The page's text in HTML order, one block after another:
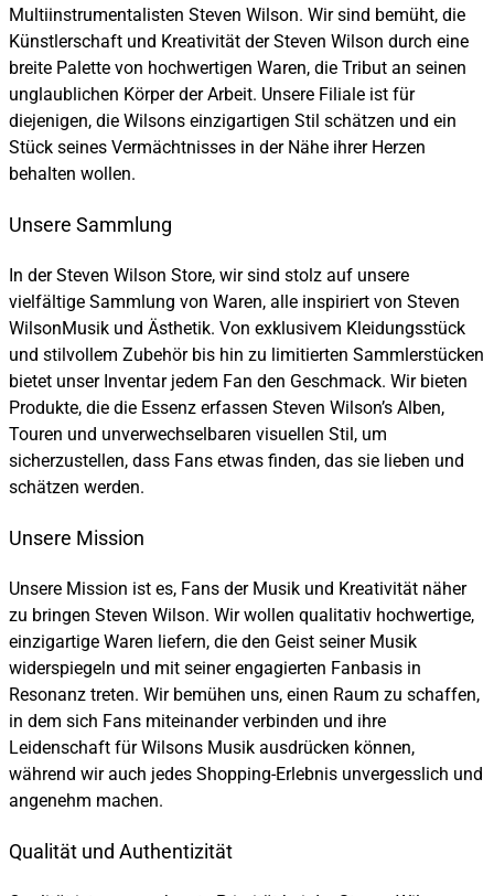
Multiinstrumentalisten Steven Wilson. Wir sind bemüht, die
Künstlerschaft und Kreativität der Steven Wilson durch eine
breite Palette von hochwertigen Waren, die Tribut an seinen
unglaublichen Körper der Arbeit. Unsere Filiale ist für
diejenigen, die Wilsons einzigartigen Stil schätzen und ein
Stück seines Vermächtnisses in der Nähe ihrer Herzen
behalten wollen.
Unsere Sammlung
In der Steven Wilson Store, wir sind stolz auf unsere
vielfältige Sammlung von Waren, alle inspiriert von Steven
WilsonMusik und Ästhetik. Von exklusivem Kleidungsstück
und stilvollem Zubehör bis hin zu limitierten Sammlerstücken
bietet unser Inventar jedem Fan den Geschmack. Wir bieten
Produkte, die die Essenz erfassen Steven Wilson’s Alben,
Touren und unverwechselbaren visuellen Stil, um
sicherzustellen, dass Fans etwas finden, das sie lieben und
schätzen werden.
Unsere Mission
Unsere Mission ist es, Fans der Musik und Kreativität näher
zu bringen Steven Wilson. Wir wollen qualitativ hochwertige,
einzigartige Waren liefern, die den Geist seiner Musik
widerspiegeln und mit seiner engagierten Fanbasis in
Resonanz treten. Wir bemühen uns, einen Raum zu schaffen,
in dem sich Fans miteinander verbinden und ihre
Leidenschaft für Wilsons Musik ausdrücken können,
während wir auch jedes Shopping-Erlebnis unvergesslich und
angenehm machen.
Qualität und Authentizität